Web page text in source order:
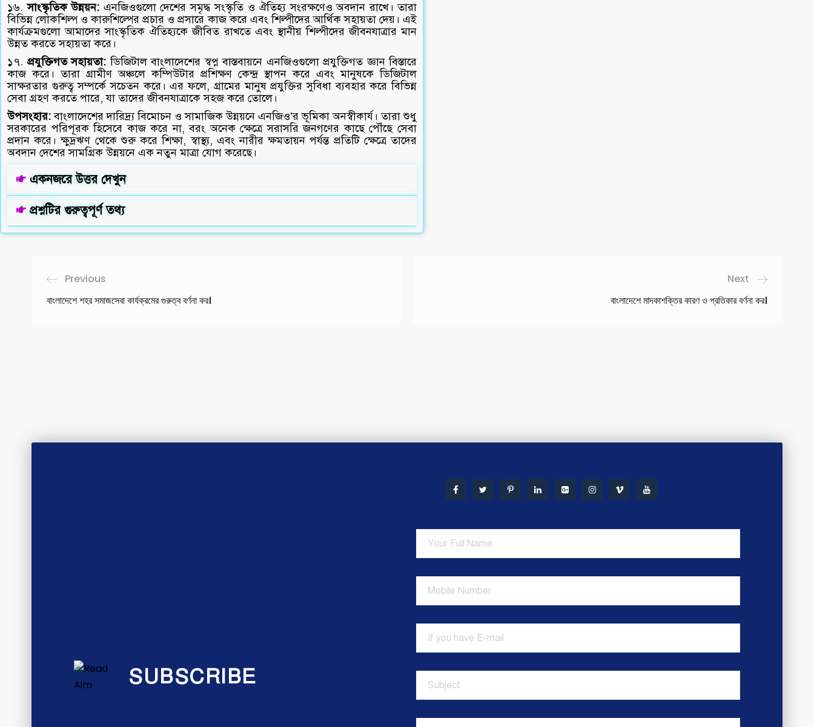
১৬.সাংস্কৃতিক উন্নয়ন: এনজিওগুলো দেশের সমৃদ্ধ সংস্কৃতি ও ঐতিহ্য সংরক্ষণেও অবদান রাখে। তারা
বিভিন্ন লোকশিল্প ও কারুশিল্পের প্রচার ও প্রসারে কাজ করে এবং শিল্পীদের আর্থিক সহায়তা দেয়। এই
কার্যক্রমগুলো আমাদের সাংস্কৃতিক ঐতিহ্যকে জীবিত রাখতে এবং স্থানীয় শিল্পীদের জীবনযাত্রার মান
উন্নত করতে সহায়তা করে।
১৭. প্রযুক্তিগত সহায়তা: ডিজিটাল বাংলাদেশের স্বপ্ন বাস্তবায়নে এনজিওগুলো প্রযুক্তিগত জ্ঞান বিস্তারে
কাজ করে। তারা গ্রামীণ অঞ্চলে কম্পিউটার প্রশিক্ষণ কেন্দ্র স্থাপন করে এবং মানুষকে ডিজিটাল
সাক্ষরতার গুরুত্ব সম্পর্কে সচেতন করে। এর ফলে, গ্রামের মানুষ প্রযুক্তির সুবিধা ব্যবহার করে বিভিন্ন
সেবা গ্রহণ করতে পারে, যা তাদের জীবনযাত্রাকে সহজ করে তোলে।
উপসংহার:বাংলাদেশের দারিদ্র্য বিমোচন ও সামাজিক উন্নয়নে এনজিও’র ভূমিকা অনস্বীকার্য। তারা শুধু
সরকারের পরিপূরক হিসেবে কাজ করে না, বরং অনেক ক্ষেত্রে সরাসরি জনগণের কাছে পৌঁছে সেবা
প্রদান করে। ক্ষুদ্রঋণ থেকে শুরু করে শিক্ষা, স্বাস্থ্য, এবং নারীর ক্ষমতায়ন পর্যন্ত প্রতিটি ক্ষেত্রে তাদের
অবদান দেশের সামগ্রিক উন্নয়নে এক নতুন মাত্রা যোগ করেছে।
একনজরে উত্তর দেখুন
প্রশ্নটির গুরুত্বপূর্ণ তথ্য
Previous
বাংলাদেশে শহর সমাজসেবা কার্যক্রমের গুরুত্ব বর্ণনা কর।
Next
বাংলাদেশে মাদকাশক্তির কারণ ও প্রতিকার বর্ণনা কর।
SUBSCRIBE